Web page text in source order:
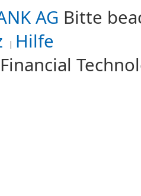
AG Bitte
Hilfe